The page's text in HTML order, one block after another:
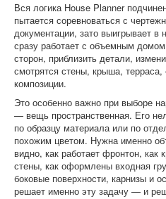
Вся логика House Planner
пытается соревноваться с
документации, зато выигрывает в
сразу работает с объемным
сторон, приблизить детали,
смотрятся стены, крыша, терраса,
композиции.
Это особенно важно при выборе
— вещь пространственная. Его
по образцу материала или по
похожим цветом. Нужна именно
видно, как работает фронтон,
стены, как оформлены входная
боковые поверхности, карнизы и
решает именно эту задачу — и